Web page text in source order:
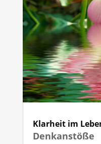
Klarheit im
Denkanstöße